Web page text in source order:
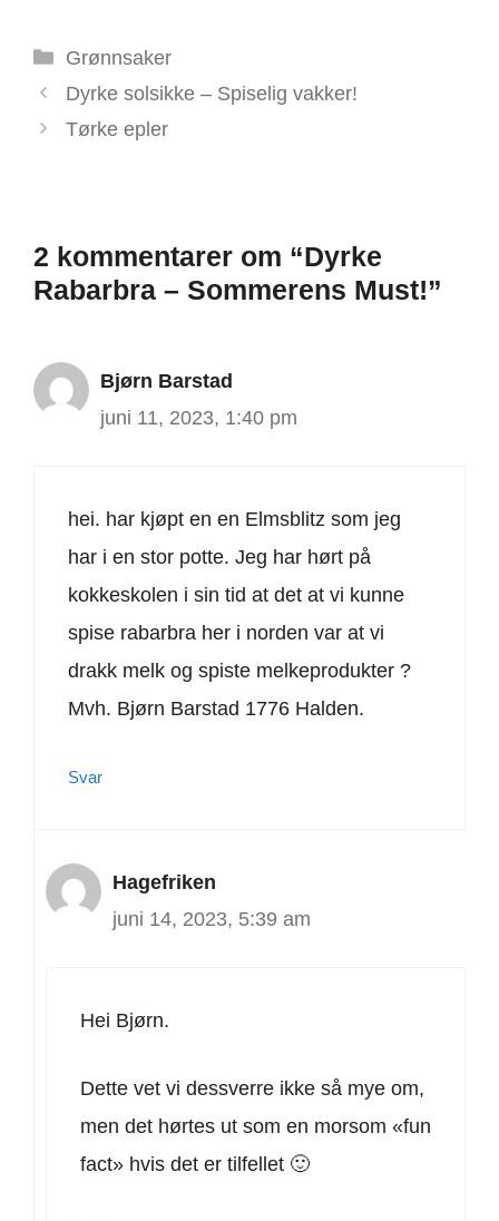
Kategorier
Grønnsaker
Dyrke solsikke – Spiselig vakker!
Tørke epler
2 kommentarer om “Dyrke
Rabarbra – Sommerens Must!”
Bjørn Barstad
juni 11, 2023, 1:40 pm
hei. har kjøpt en en Elmsblitz som jeg
har i en stor potte. Jeg har hørt på
kokkeskolen i sin tid at det at vi kunne
spise rabarbra her i norden var at vi
drakk melk og spiste melkeprodukter ?
Mvh. Bjørn Barstad 1776 Halden.
Svar
Hagefriken
juni 14, 2023, 5:39 am
Hei Bjørn.
Dette vet vi dessverre ikke så mye om,
men det hørtes ut som en morsom «fun
fact» hvis det er tilfellet 🙂